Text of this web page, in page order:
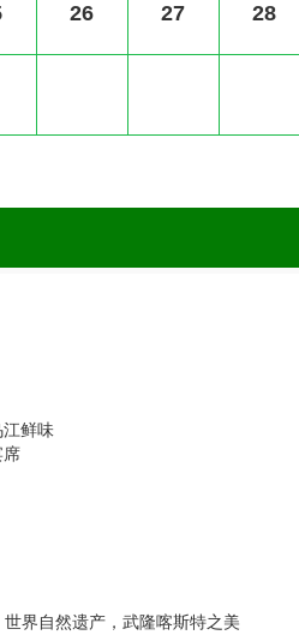
26 27 28
鲜味
席
世界自然遗产，武隆喀斯特之美